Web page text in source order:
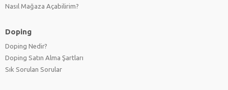
Nasıl Mağaza Açabilirim?
Doping
Doping Nedir?
Doping Satın Alma Şartları
Sık Sorulan Sorular